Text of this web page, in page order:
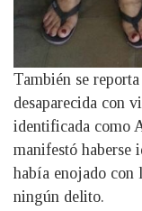
También se
desaparecida con
identificada como
manifestó haberse
había enojado con
ningún delito.